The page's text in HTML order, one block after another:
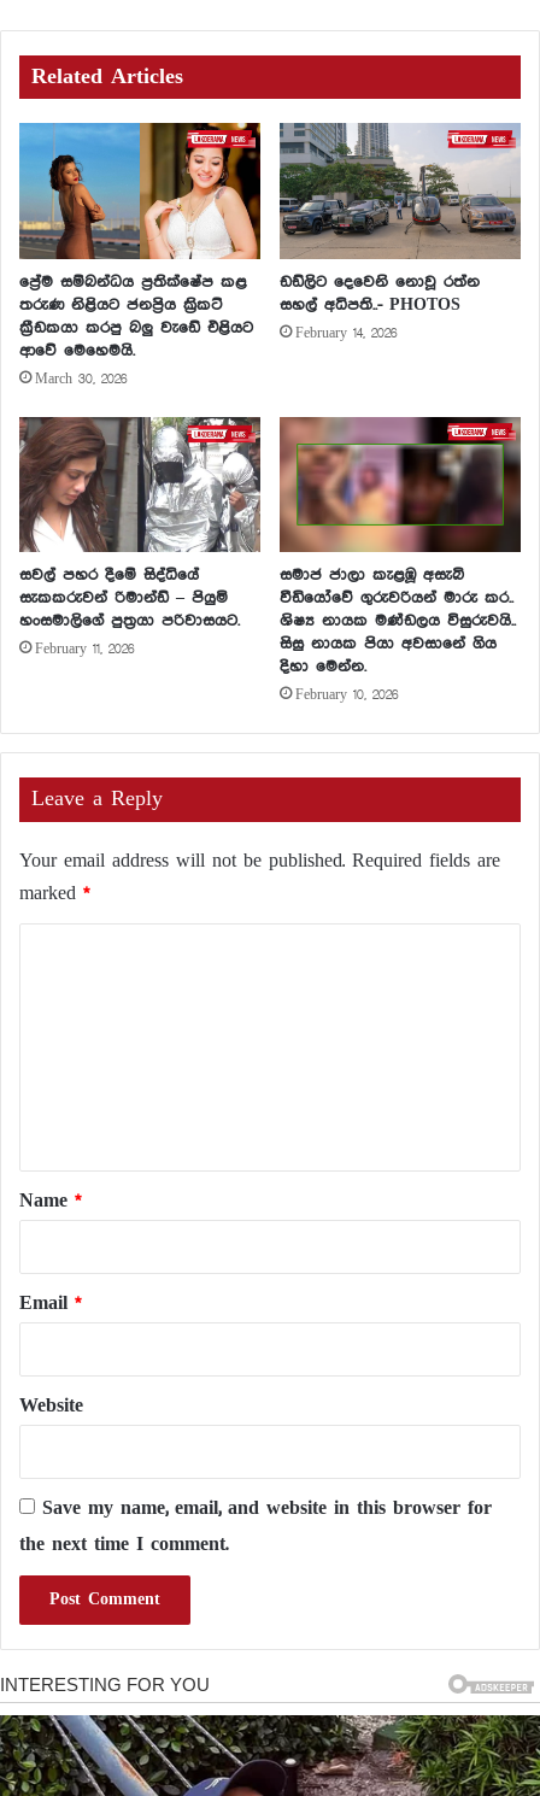
Related Articles
ප්‍රේම සම්බන්ධය ප්‍රතික්ෂේප කළ
තරුණ නිළියට ජනප්‍රිය ක්‍රිකට්
ක්‍රීඩකයා කරපු බලු වැඩේ එළියට
ආවේ මෙහෙමයි.
March 30, 2026
ඩඩ්ලිට දෙවෙනි නොවූ රත්න
සහල් අධිපති..- PHOTOS
February 14, 2026
සවල් පහර දීමේ සිද්ධියේ
සැකකරුවන් රිමාන්ඩ් – පියුමි
හංසමාලිගේ පුත්‍රයා පරිවාසයට.
February 11, 2026
සමාජ ජාලා කැළඹූ අසැබි
වීඩියෝවේ ගුරුවරියන් මාරු කර..
ශිෂ්‍ය නායක මණ්ඩලය විසුරුවයි..
සිසු නායක පියා අවසානේ ගිය
දිහා මෙන්න.
February 10, 2026
Leave a Reply
Your email address will not be published. Required fields are
marked *
*
Name *
Email *
Website
Save my name, email, and website in this browser for
the next time I comment.